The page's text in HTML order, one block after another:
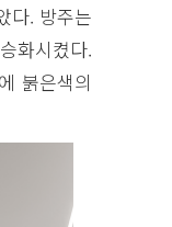
다. 방주는
화시켰다.
붉은색의